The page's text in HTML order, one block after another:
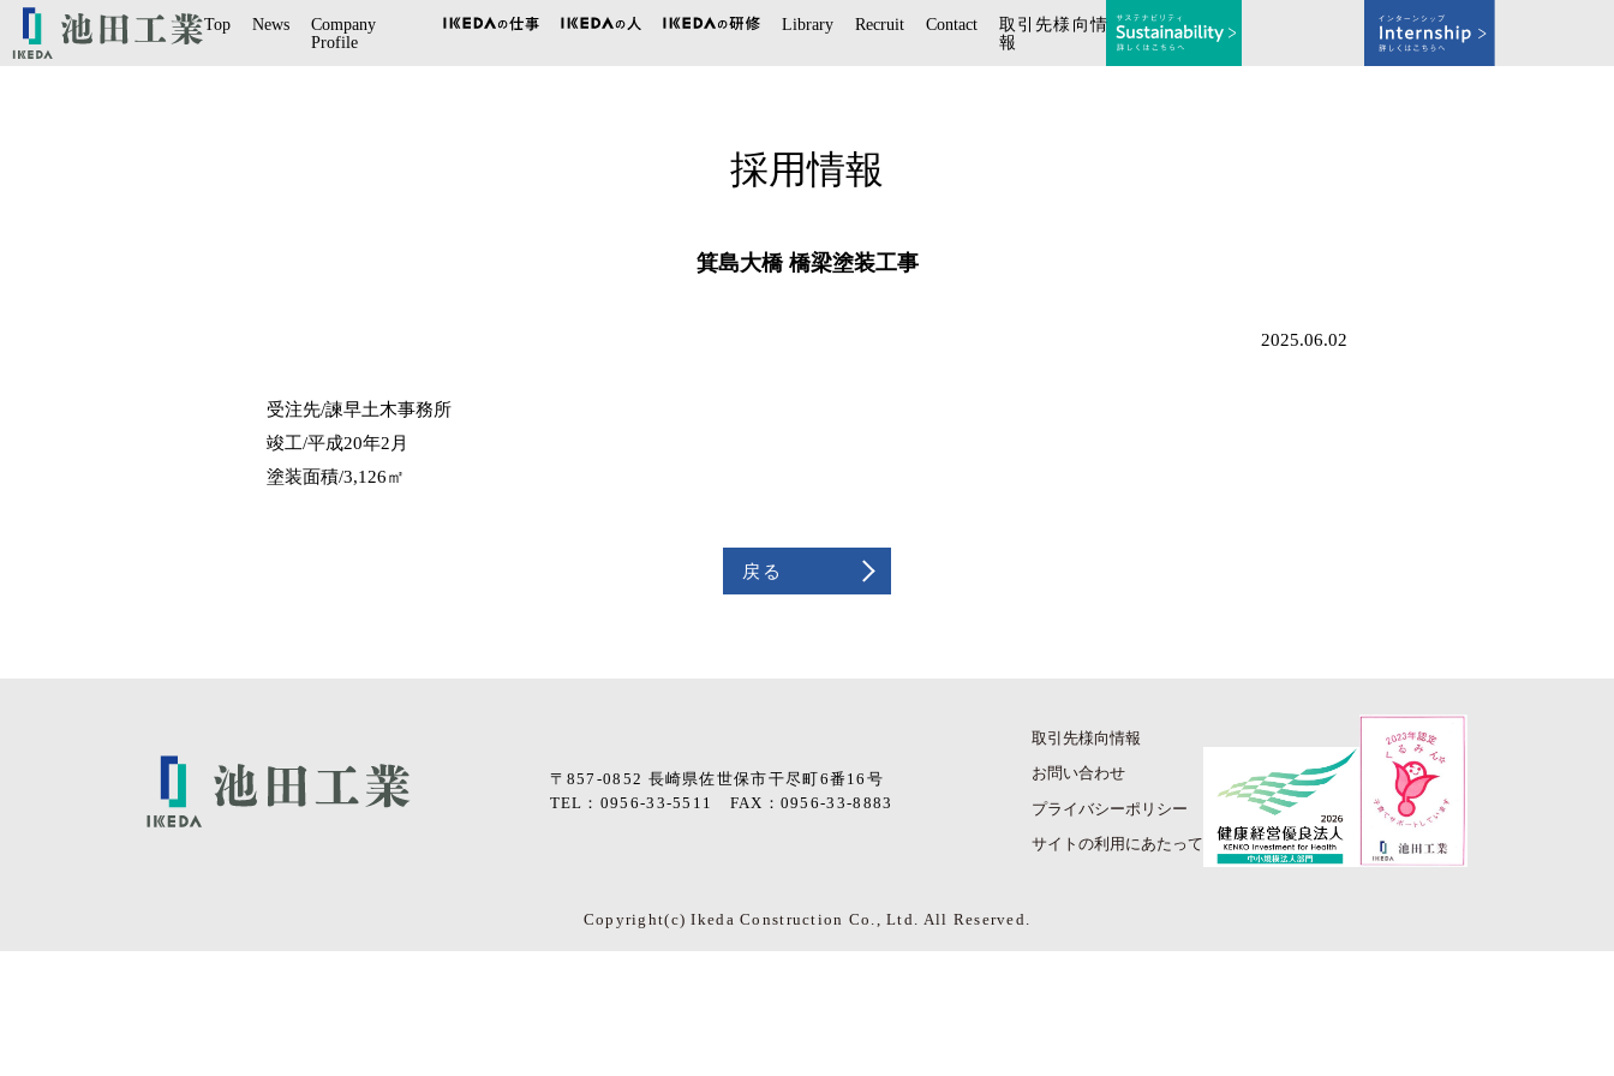
Top News
Company
Profile
Library Recruit Contact
取引先様向情
報
採用情報
箕島大橋 橋梁塗装工事
2025.06.02
受注先/諫早土木事務所
竣工/平成20年2月
塗装面積/3,126㎡
戻る
〒857-0852 長崎県佐世保市干尽町6番16号
TEL：0956-33-5511 FAX：0956-33-8883
取引先様向情報
お問い合わせ
プライバシーポリシー
サイトの利用にあたって
Copyright(c) Ikeda Construction Co., Ltd. All Reserved.